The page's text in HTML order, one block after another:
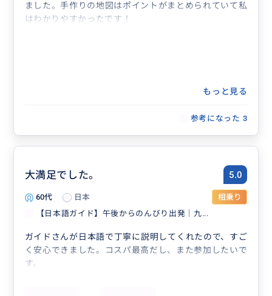
ました。手作りの地図はポイントがまとめられていて私
はわかりやすかったです！
もっと見る
参考になった 3
大満足でした。 5.0
60代 日本
相乗り
【日本語ガイド】午後からのんびり出発｜九...
ガイドさんが日本語で丁寧に説明してくれたので、すご
く安心できました。コスパ最高だし、また参加したいで
す。